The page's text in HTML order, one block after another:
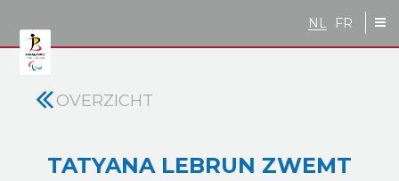
NL FR
OVERZICHT
TATYANA LEBRUN ZWEMT